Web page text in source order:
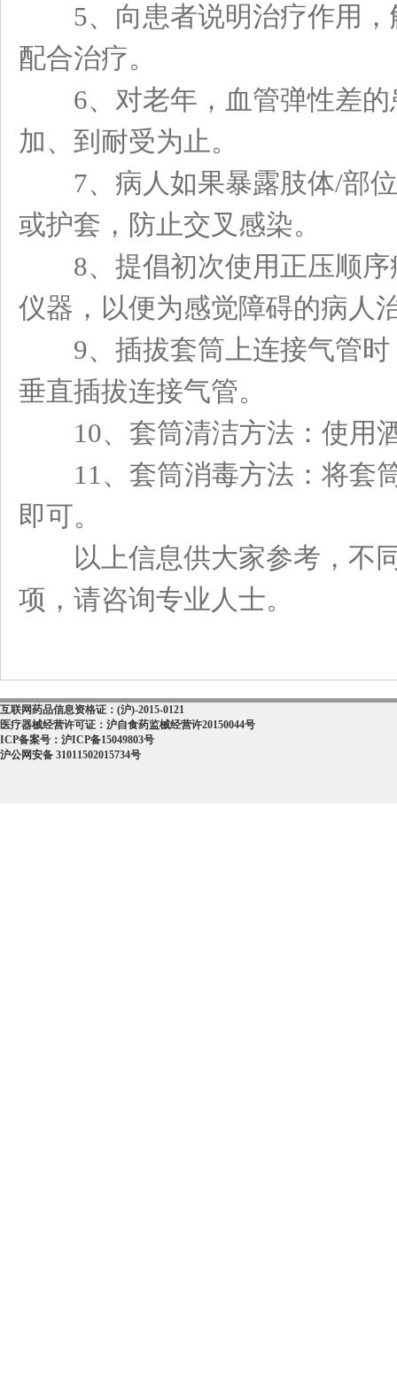
5、向患者说明治疗作用，
配合治疗。
6、对老年，血管弹性差的
加、到耐受为止。
7、病人如果暴露肢体/部位
或护套，防止交叉感染。
8、提倡初次使用正压顺序
仪器，以便为感觉障碍的病人
9、插拔套筒上连接气管时
垂直插拔连接气管。
10、套筒清洁方法：使用
11、套筒消毒方法：将套
即可。
以上信息供大家参考，不
项，请咨询专业人士。
互联网药品信息资格证：(沪)-2015-0121
医疗器械经营许可证：沪自食药监械经营许20150044号
ICP备案号：沪ICP备15049803号
沪公网安备 31011502015734号